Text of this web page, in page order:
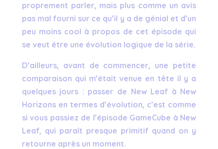
proprement parler, mais plus comme un avis
pas mal fourni sur ce qu’il y a de génial et d’un
peu moins cool à propos de cet épisode qui
se veut être une évolution logique de la série.
D’ailleurs, avant de commencer, une petite
comparaison qui m’était venue en tête il y a
quelques jours : passer de New Leaf à New
Horizons en termes d’évolution, c’est comme
si vous passiez de l’épisode GameCube à New
Leaf, qui paraît presque primitif quand on y
retourne après un moment.